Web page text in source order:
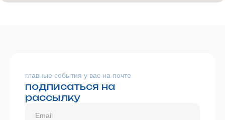
главные события у вас на почте
подписаться на
рассылку